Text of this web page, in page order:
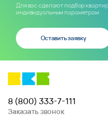
Для вас сделают подбор
индивидуальным параметрам
Оставить заявку
8 (800) 333-7-111
Заказать звонок